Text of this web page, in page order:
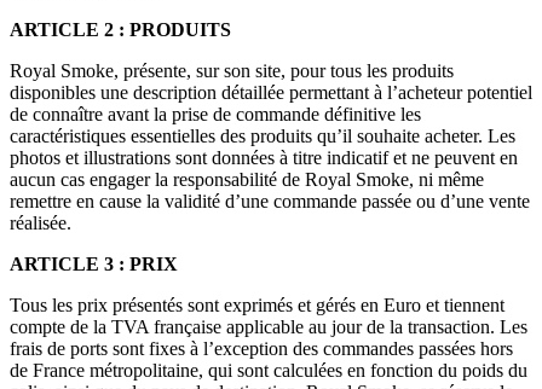
ARTICLE 2 : PRODUITS
Royal Smoke, présente, sur son site, pour tous les produits
disponibles une description détaillée permettant à l’acheteur potentiel
de connaître avant la prise de commande définitive les
caractéristiques essentielles des produits qu’il souhaite acheter. Les
photos et illustrations sont données à titre indicatif et ne peuvent en
aucun cas engager la responsabilité de Royal Smoke, ni même
remettre en cause la validité d’une commande passée ou d’une vente
réalisée.
ARTICLE 3 : PRIX
Tous les prix présentés sont exprimés et gérés en Euro et tiennent
compte de la TVA française applicable au jour de la transaction. Les
frais de ports sont fixes à l’exception des commandes passées hors
de France métropolitaine, qui sont calculées en fonction du poids du